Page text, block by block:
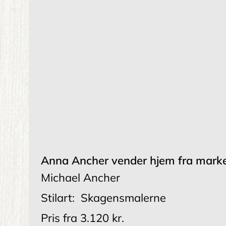
Anna Ancher vender hjem fra
Michael Ancher
Stilart: Skagensmalerne
Pris fra 3.120 kr.